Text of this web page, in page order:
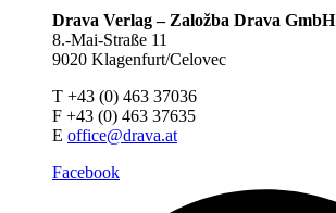
Drava Verlag – Založba Drava GmbH
8.-Mai-Straße 11
9020 Klagenfurt/Celovec
T +43 (0) 463 37036
F +43 (0) 463 37635
E office@drava.at
Facebook